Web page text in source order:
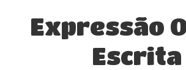
Expressão
Escrita